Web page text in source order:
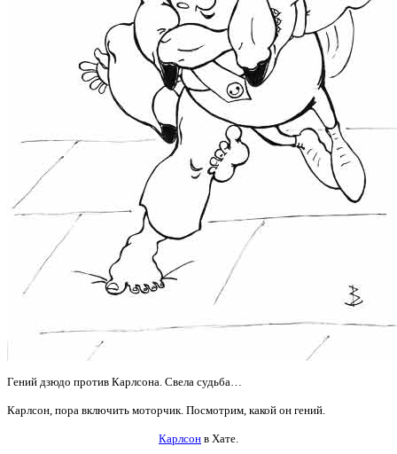
Гений дзюдо против Карлсона. Свела судьба…
Карлсон, пора включить моторчик. Посмотрим, какой он гений.
Карлсон в Хате.